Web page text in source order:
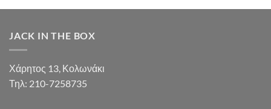
JACK IN THE BOX
Χάρητος 13, Κολωνάκι
Τηλ: 210-7258735